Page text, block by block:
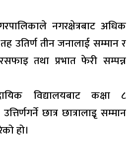
नगरक्षेत्रबाट अधिक
उतिर्ण तीन जनालाई सम्मान र
तथा प्रभात फेरी सम्पन्न
विद्यालयबाट कक्षा ८
छात्र छात्रालाइृ सम्मान
हो।